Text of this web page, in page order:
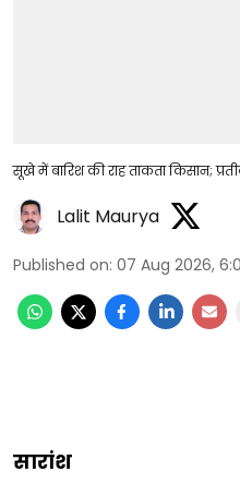
सूखे में बारिश की राह ताकता किसान;
Lalit Maurya
Published on: 07 Aug 2026,
सारांश